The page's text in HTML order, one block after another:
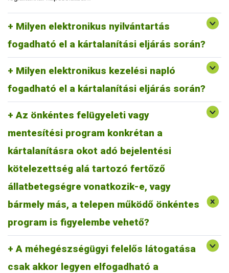
Milyen elektronikus nyilvántartás
fogadható el a kártalanítási eljárás során?
maguk is elkészíthetik. Magában foglalhat más, jogszabályban
előírt nyilvántartásokat is (pl. kezelési napló, elhullási napló
stb.).
Milyen elektronikus kezelési napló
fogadható el a kártalanítási eljárás során?
Az elektronikus kezelési naplóra nincs külön jogszabályi
előírás, mindenekelőtt naprakészen dokumentálnia kell az
állatorvosi beavatkozásokat, az alkalmazott szereket és az
szükséges, hogy a kezelő állatorvoson kívül más, illetéktelen
személyek ne férhessenek hozzá, és ne legyenek utólag
módosíthatók a naplóban rögzített adatok.
Az önkéntes felügyeleti vagy
mentesítési program konkrétan a
kártalanításra okot adó bejelentési
kötelezettség alá tartozó fertőző
állatbetegségre vonatkozik-e, vagy
bármely más, a telepen működő önkéntes
program is figyelembe vehető?
Bármely betegségre vonatkozóan figyelembe vehető, akár pl.
lépfene elleni vakcinázás. Állattartó telep esetében
mindenképpen pozitívan értékelendő egy önkéntes felügyeleti
vagy mentesítési programban való részvétel, mert ez
állategészségügyi szempontból előre lépést jelent. A hangsúly
a folyamatosságon van: a programban foglaltaknak valóban
tegyenek eleget.
A méhegészségügyi felelős látogatása
csak akkor legyen elfogadható a
A méhegészségügyi felelősök az elvégzett tavaszi és őszi
vizsgálatokat táblázatos formában dokumentálják, aláírásukkal
igazolják, és a járási állategészségügyi szolgálat részére